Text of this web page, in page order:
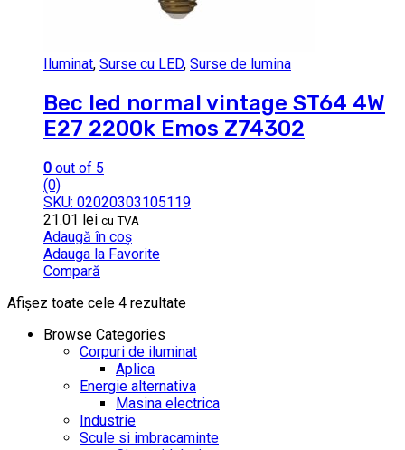
Iluminat, Surse cu LED, Surse de lumina
Bec led normal vintage ST64 4W
E27 2200k Emos Z74302
0 out of 5
(0)
SKU: 02020303105119
21.01 lei cu TVA
Adaugă în coș
Adauga la Favorite
Compară
Afișez toate cele 4 rezultate
Browse Categories
Corpuri de iluminat
Aplica
Energie alternativa
Masina electrica
Industrie
Scule si imbracaminte